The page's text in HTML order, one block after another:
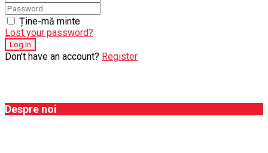
Ține-mă minte
Lost your password?
Don't have an account? Register
Despre noi